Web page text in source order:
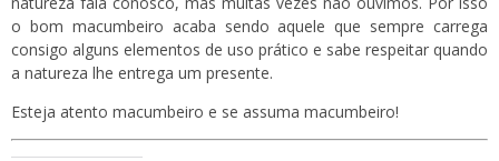
o bom macumbeiro acaba sendo aquele que sempre carrega
consigo alguns elementos de uso prático e sabe respeitar quando
a natureza lhe entrega um presente.
Esteja atento macumbeiro e se assuma macumbeiro!